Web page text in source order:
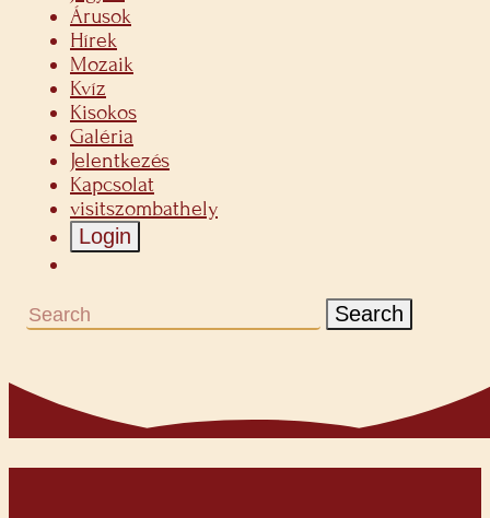
Árusok
Hírek
Mozaik
Kvíz
Kisokos
Galéria
Jelentkezés
Kapcsolat
visitszombathely
Login
Search